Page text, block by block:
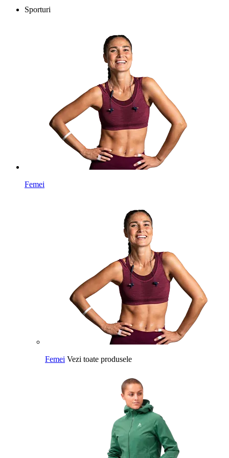
Sporturi
Femei
Femei Vezi toate produsele